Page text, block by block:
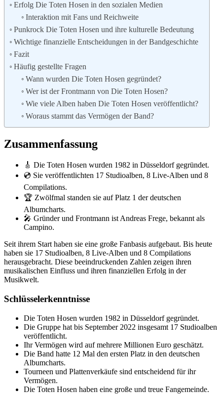
Erfolg Die Toten Hosen in den sozialen Medien
Interaktion mit Fans und Reichweite
Punkrock Die Toten Hosen und ihre kulturelle Bedeutung
Wichtige finanzielle Entscheidungen in der Bandgeschichte
Fazit
Häufig gestellte Fragen
Wann wurden Die Toten Hosen gegründet?
Wer ist der Frontmann von Die Toten Hosen?
Wie viele Alben haben Die Toten Hosen veröffentlicht?
Woraus stammt das Vermögen der Band?
Zusammenfassung
🎸 Die Toten Hosen wurden 1982 in Düsseldorf gegründet.
💿 Sie veröffentlichten 17 Studioalben, 8 Live-Alben und 8
Compilations.
🏆 Zwölfmal standen sie auf Platz 1 der deutschen
Albumcharts.
🎤 Gründer und Frontmann ist Andreas Frege, bekannt als
Campino.
Seit ihrem Start haben sie eine große Fanbasis aufgebaut. Bis heute
haben sie 17 Studioalben, 8 Live-Alben und 8 Compilations
herausgebracht. Diese beeindruckenden Zahlen zeigen ihren
musikalischen Einfluss und ihren finanziellen Erfolg in der
Musikwelt.
Schlüsselerkenntnisse
Die Toten Hosen wurden 1982 in Düsseldorf gegründet.
Die Gruppe hat bis September 2022 insgesamt 17 Studioalben
veröffentlicht.
Ihr Vermögen wird auf mehrere Millionen Euro geschätzt.
Die Band hatte 12 Mal den ersten Platz in den deutschen
Albumcharts.
Tourneen und Plattenverkäufe sind entscheidend für ihr
Vermögen.
Die Toten Hosen haben eine große und treue Fangemeinde.